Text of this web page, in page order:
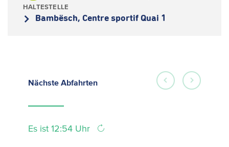
HALTESTELLE
Bambësch, Centre sportif Quai 1
Nächste Abfahrten
Es ist 12:54 Uhr